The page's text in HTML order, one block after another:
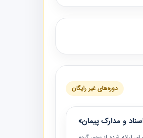
دوره‌های غیر رایگان
و مدارک پیمان»